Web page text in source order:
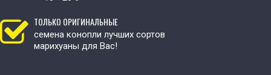
ТОЛЬКО ОРИГИНАЛЬНЫЕ
семена конопли лучших сортов
марихуаны для Вас!